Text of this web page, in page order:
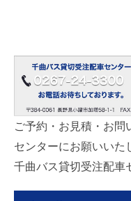
ご予約・お見積・お問
センターにお願いいた
千曲バス貸切受注配車